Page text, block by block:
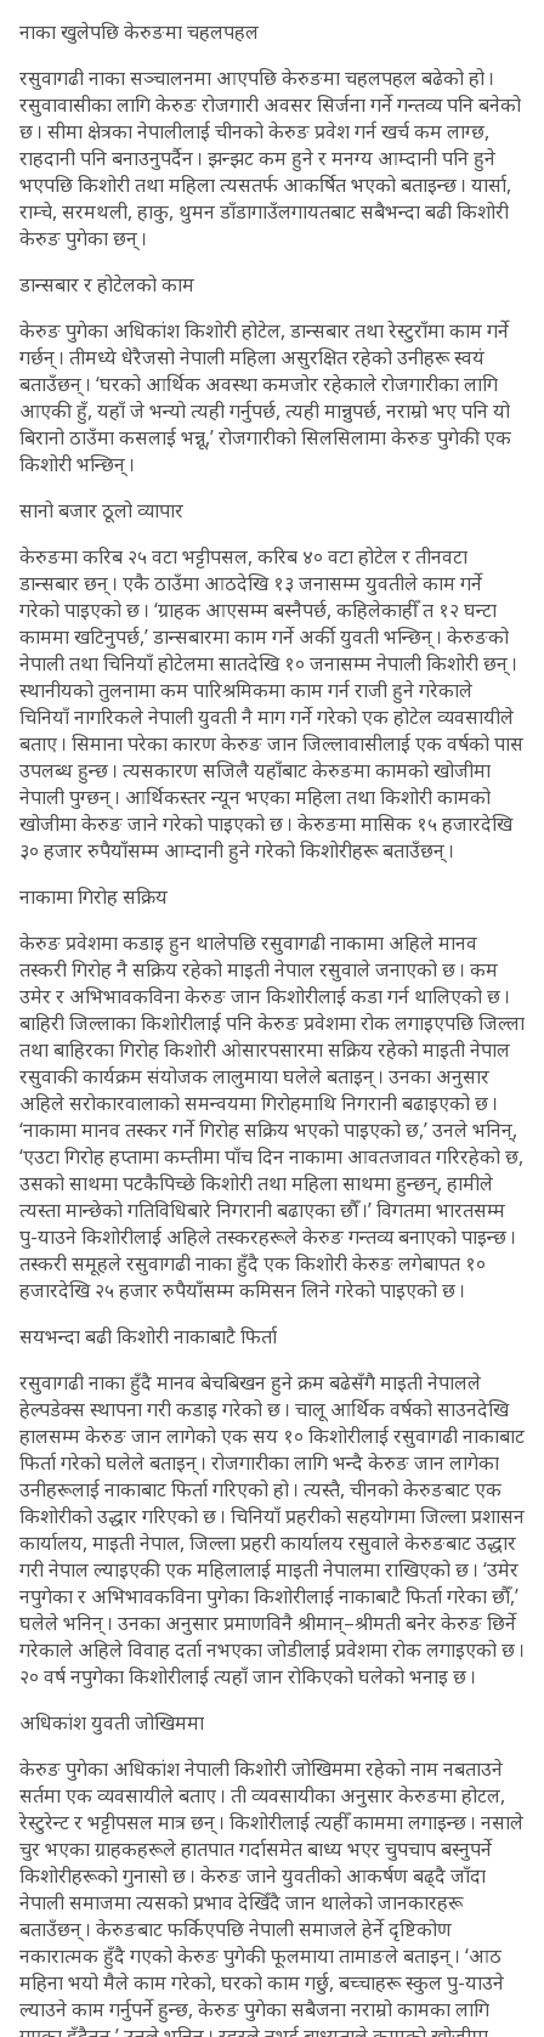
नाका खुलेपछि केरुङमा चहलपहल
रसुवागढी नाका सञ्चालनमा आएपछि केरुङमा चहलपहल बढेको हो ।
रसुवावासीका लागि केरुङ रोजगारी अवसर सिर्जना गर्ने गन्तव्य पनि बनेको
छ । सीमा क्षेत्रका नेपालीलाई चीनको केरुङ प्रवेश गर्न खर्च कम लाग्छ,
राहदानी पनि बनाउनुपर्दैन । झन्झट कम हुने र मनग्य आम्दानी पनि हुने
भएपछि किशोरी तथा महिला त्यसतर्फ आकर्षित भएको बताइन्छ । यार्सा,
राम्चे, सरमथली, हाकु, थुमन डाँडागाउँलगायतबाट सबैभन्दा बढी किशोरी
केरुङ पुगेका छन् ।
डान्सबार र होटेलको काम
केरुङ पुगेका अधिकांश किशोरी होटेल, डान्सबार तथा रेस्टुराँमा काम गर्ने
गर्छन् । तीमध्ये धेरैजसो नेपाली महिला असुरक्षित रहेको उनीहरू स्वयं
बताउँछन् । ‘घरको आर्थिक अवस्था कमजोर रहेकाले रोजगारीका लागि
आएकी हुँ, यहाँ जे भन्यो त्यही गर्नुपर्छ, त्यही मान्नुपर्छ, नराम्रो भए पनि यो
बिरानो ठाउँमा कसलाई भन्नू,’ रोजगारीको सिलसिलामा केरुङ पुगेकी एक
किशोरी भन्छिन् ।
सानो बजार ठूलो व्यापार
केरुङमा करिब २५ वटा भट्टीपसल, करिब ४० वटा होटेल र तीनवटा
डान्सबार छन् । एकै ठाउँमा आठदेखि १३ जनासम्म युवतीले काम गर्ने
गरेको पाइएको छ । ‘ग्राहक आएसम्म बस्नैपर्छ, कहिलेकाहीँ त १२ घन्टा
काममा खटिनुपर्छ,’ डान्सबारमा काम गर्ने अर्की युवती भन्छिन् । केरुङको
नेपाली तथा चिनियाँ होटेलमा सातदेखि १० जनासम्म नेपाली किशोरी छन् ।
स्थानीयको तुलनामा कम पारिश्रमिकमा काम गर्न राजी हुने गरेकाले
चिनियाँ नागरिकले नेपाली युवती नै माग गर्ने गरेको एक होटेल व्यवसायीले
बताए । सिमाना परेका कारण केरुङ जान जिल्लावासीलाई एक वर्षको पास
उपलब्ध हुन्छ । त्यसकारण सजिलै यहाँबाट केरुङमा कामको खोजीमा
नेपाली पुग्छन् । आर्थिकस्तर न्यून भएका महिला तथा किशोरी कामको
खोजीमा केरुङ जाने गरेको पाइएको छ । केरुङमा मासिक १५ हजारदेखि
३० हजार रुपैयाँसम्म आम्दानी हुने गरेको किशोरीहरू बताउँछन् ।
नाकामा गिरोह सक्रिय
केरुङ प्रवेशमा कडाइ हुन थालेपछि रसुवागढी नाकामा अहिले मानव
तस्करी गिरोह नै सक्रिय रहेको माइती नेपाल रसुवाले जनाएको छ । कम
उमेर र अभिभावकविना केरुङ जान किशोरीलाई कडा गर्न थालिएको छ ।
बाहिरी जिल्लाका किशोरीलाई पनि केरुङ प्रवेशमा रोक लगाइएपछि जिल्ला
तथा बाहिरका गिरोह किशोरी ओसारपसारमा सक्रिय रहेको माइती नेपाल
रसुवाकी कार्यक्रम संयोजक लालुमाया घलेले बताइन् । उनका अनुसार
अहिले सरोकारवालाको समन्वयमा गिरोहमाथि निगरानी बढाइएको छ ।
‘नाकामा मानव तस्कर गर्ने गिरोह सक्रिय भएको पाइएको छ,’ उनले भनिन्,
‘एउटा गिरोह हप्तामा कम्तीमा पाँच दिन नाकामा आवतजावत गरिरहेको छ,
उसको साथमा पटकैपिच्छे किशोरी तथा महिला साथमा हुन्छन्, हामीले
त्यस्ता मान्छेको गतिविधिबारे निगरानी बढाएका छौँ ।’ विगतमा भारतसम्म
पु-याउने किशोरीलाई अहिले तस्करहरूले केरुङ गन्तव्य बनाएको पाइन्छ ।
तस्करी समूहले रसुवागढी नाका हुँदै एक किशोरी केरुङ लगेबापत १०
हजारदेखि २५ हजार रुपैयाँसम्म कमिसन लिने गरेको पाइएको छ ।
सयभन्दा बढी किशोरी नाकाबाटै फिर्ता
रसुवागढी नाका हुँदै मानव बेचबिखन हुने क्रम बढेसँगै माइती नेपालले
हेल्पडेक्स स्थापना गरी कडाइ गरेको छ । चालू आर्थिक वर्षको साउनदेखि
हालसम्म केरुङ जान लागेको एक सय १० किशोरीलाई रसुवागढी नाकाबाट
फिर्ता गरेको घलेले बताइन् । रोजगारीका लागि भन्दै केरुङ जान लागेका
उनीहरूलाई नाकाबाट फिर्ता गरिएको हो । त्यस्तै, चीनको केरुङबाट एक
किशोरीको उद्धार गरिएको छ । चिनियाँ प्रहरीको सहयोगमा जिल्ला प्रशासन
कार्यालय, माइती नेपाल, जिल्ला प्रहरी कार्यालय रसुवाले केरुङबाट उद्धार
गरी नेपाल ल्याइएकी एक महिलालाई माइती नेपालमा राखिएको छ । ‘उमेर
नपुगेका र अभिभावकविना पुगेका किशोरीलाई नाकाबाटै फिर्ता गरेका छौँ,’
घलेले भनिन् । उनका अनुसार प्रमाणविनै श्रीमान्–श्रीमती बनेर केरुङ छिर्ने
गरेकाले अहिले विवाह दर्ता नभएका जोडीलाई प्रवेशमा रोक लगाइएको छ ।
२० वर्ष नपुगेका किशोरीलाई त्यहाँ जान रोकिएको घलेको भनाइ छ ।
अधिकांश युवती जोखिममा
केरुङ पुगेका अधिकांश नेपाली किशोरी जोखिममा रहेको नाम नबताउने
सर्तमा एक व्यवसायीले बताए । ती व्यवसायीका अनुसार केरुङमा होटल,
रेस्टुरेन्ट र भट्टीपसल मात्र छन् । किशोरीलाई त्यहीँ काममा लगाइन्छ । नसाले
चुर भएका ग्राहकहरूले हातपात गर्दासमेत बाध्य भएर चुपचाप बस्नुपर्ने
किशोरीहरूको गुनासो छ । केरुङ जाने युवतीको आकर्षण बढ्दै जाँदा
नेपाली समाजमा त्यसको प्रभाव देखिँदै जान थालेको जानकारहरू
बताउँछन् । केरुङबाट फर्किएपछि नेपाली समाजले हेर्ने दृष्टिकोण
नकारात्मक हुँदै गएको केरुङ पुगेकी फूलमाया तामाङले बताइन् । ‘आठ
महिना भयो मैले काम गरेको, घरको काम गर्छु, बच्चाहरू स्कुल पु-याउने
ल्याउने काम गर्नुपर्ने हुन्छ, केरुङ पुगेका सबैजना नराम्रो कामका लागि